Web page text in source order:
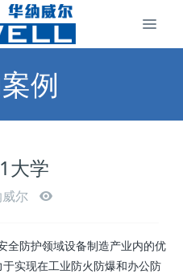
例
大学
尔
防护领域设备制造产业内的优
实现在工业防火防爆和办公防